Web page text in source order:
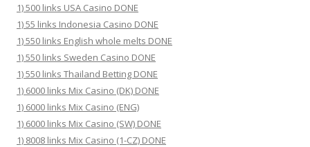
1) 500 links USA Casino DONE
1) 55 links Indonesia Casino DONE
1) 550 links English whole melts DONE
1) 550 links Sweden Casino DONE
1) 550 links Thailand Betting DONE
1) 6000 links Mix Casino (DK) DONE
1) 6000 links Mix Casino (ENG)
1) 6000 links Mix Casino (SW) DONE
1) 8008 links Mix Casino (1-CZ) DONE